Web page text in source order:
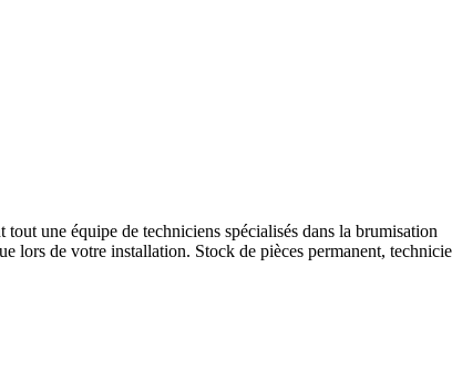
une équipe de techniciens spécialisés dans la brumisation
lors de votre installation. Stock de pièces permanent,